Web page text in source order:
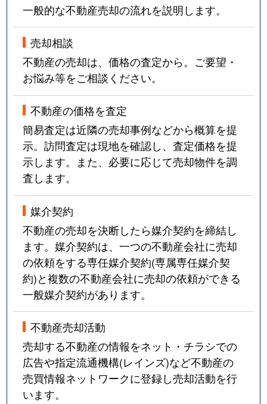
一般的な不動産売却の流れを説明します。
売却相談
不動産の売却は、価格の査定から。ご要望・
お悩み等をご相談ください。
不動産の価格を査定
簡易査定は近隣の売却事例などから概算を提
示。訪問査定は現地を確認し、査定価格を提
示します。また、必要に応じて売却物件を調
査します。
媒介契約
不動産の売却を決断したら媒介契約を締結し
ます。媒介契約は、一つの不動産会社に売却
の依頼をする専任媒介契約(専属専任媒介契
約)と複数の不動産会社に売却の依頼ができる
一般媒介契約があります。
不動産売却活動
売却する不動産の情報をネット・チラシでの
広告や指定流通機構(レインズ)など不動産の
売買情報ネットワークに登録し売却活動を行
います。